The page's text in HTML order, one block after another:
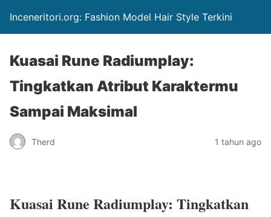
Inceneritori.org: Fashion Model Hair Style Terkini
Kuasai Rune Radiumplay:
Tingkatkan Atribut Karaktermu
Sampai Maksimal
Therd 1 tahun ago
Kuasai Rune Radiumplay: Tingkatkan